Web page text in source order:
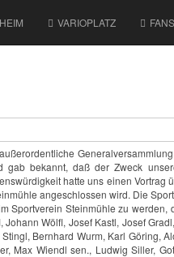
VARIOPLATZ
bekannt, daß der Zweck
hatte uns einen
angeschlossen wird. Die
Steinmühle zu werden,
Wölfl, Josef Kastl, Josef
Bernhard Wurm, Karl Göring,
Max Wiendl sen., Ludwig Siller,